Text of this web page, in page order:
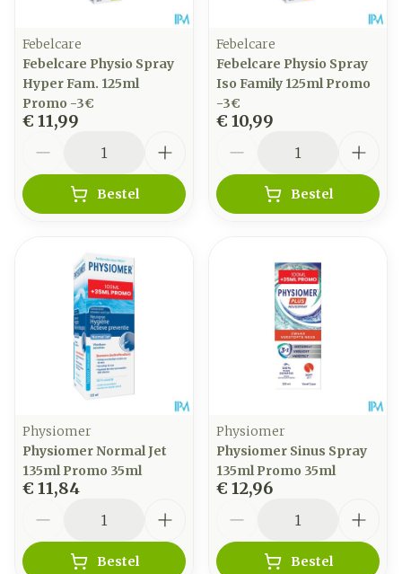
Febelcare
Febelcare Physio Spray
Hyper Fam. 125ml
Promo -3€
€ 11,99
Bestel
Febelcare
Febelcare Physio Spray
Iso Family 125ml Promo
-3€
€ 10,99
Bestel
Physiomer
Physiomer Normal Jet
135ml Promo 35ml
€ 11,84
Bestel
Physiomer
Physiomer Sinus Spray
135ml Promo 35ml
€ 12,96
Bestel